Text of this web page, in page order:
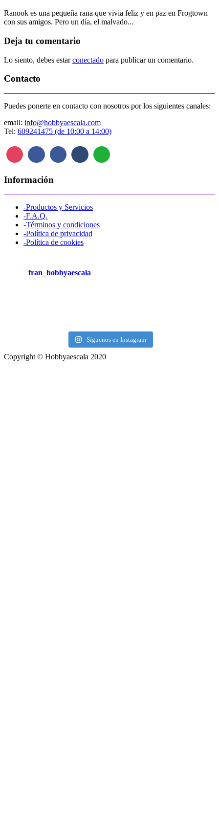
Ranook es una pequeña rana que vivia feliz y en paz en Frogtown
con sus amigos. Pero un día, el malvado...
Deja tu comentario
Lo siento, debes estarconectado para publicar un comentario.
Contacto
Puedes ponerte en contacto con nosotros por los siguientes canales:
email: info@hobbyaescala.com
Tel: 609241475 (de 10:00 a 14:00)
Información
-Productos y Servicios
-F.A.Q.
-Términos y condiciones
-Política de privacidad
-Política de cookies
fran_hobbyaescala
Síguenos en Instagram
Copyright © Hobbyaescala 2020